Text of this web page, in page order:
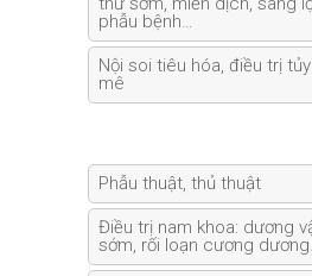
phẫu bệnh…
Nội soi tiêu hóa, điều trị
mê
Phẫu thuật, thủ thuật
Điều trị nam khoa: dương
sớm, rối loạn cương